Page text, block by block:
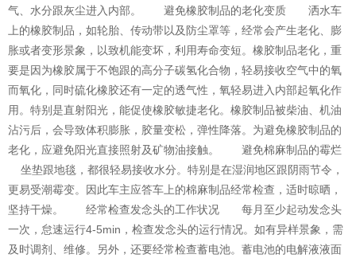
气、水分跟灰尘进入内部。 避免橡胶制品的老化变质 洒水车
上的橡胶制品，如轮胎、传动带以及防尘罩等，经常会产生老化、膨
胀或者变形景象，以致机能变坏，利用寿命变短。橡胶制品老化，重
要是因为橡胶属于不饱跟的高分子碳氢化合物，轻易接收空气中的氧
而氧化，同时硫化橡胶还有一定的透气性，氧轻易进入内部起氧化作
用。特别是直射阳光，能促使橡胶敏捷老化。橡胶制品被柴油、机油
沾污后，会导致体积膨胀，胶量变松，弹性降落。为避免橡胶制品的
老化，应避免阳光直接照射及矿物油接触。 避免棉麻制品的霉烂
坐垫跟地毯，都很轻易接收水分。特别是在湿润地区跟阴雨节令，
更易受潮霉变。因此车主应答车上的棉麻制品经常检查，适时晾晒，
坚持干燥。 经常检查发念头的工作状况 每月至少起动发念头
一次，怠速运行4-5min，检查发念头的运行情况。如有异样景象，需
及时调剂、维修。另外，还要经常检查蓄电池。蓄电池的电解液液面